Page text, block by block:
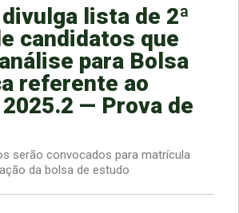
lista de 2ª
candidatos que
para Bolsa
referente ao
— Prova de
serão convocados para matrícula
da bolsa de estudo